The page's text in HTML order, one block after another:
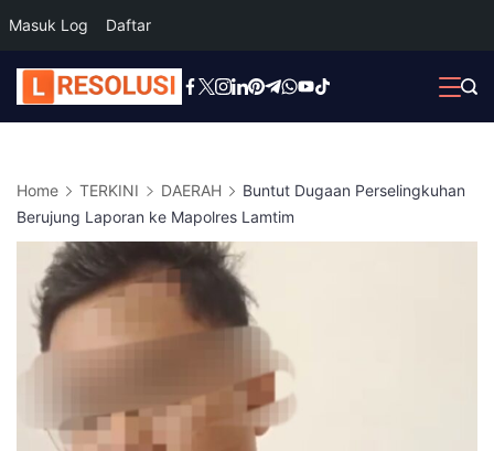
Masuk Log Daftar
Skip
to
Home TERKINI DAERAH
Buntut Dugaan Perselingkuhan
Berujung Laporan ke Mapolres Lamtim